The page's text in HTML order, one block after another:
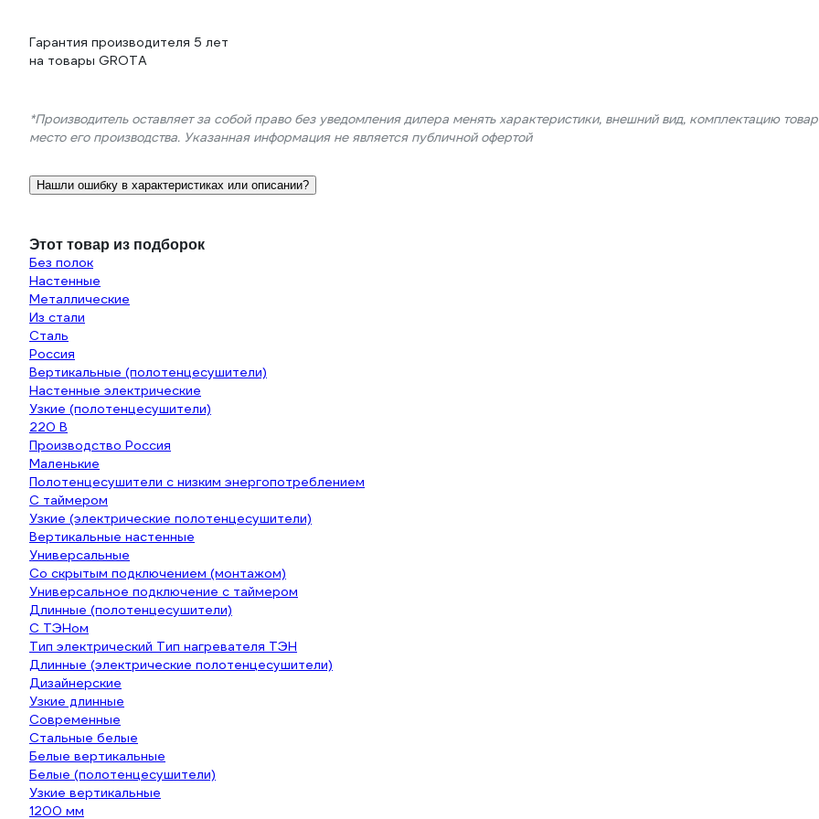
Гарантия производителя 5 лет
на товары GROTA
*Производитель оставляет за собой право без уведомления дилера менять характеристики, внешний вид, комплектацию
место его производства. Указанная информация не является публичной офертой
Нашли ошибку в характеристиках или описании?
Этот товар из подборок
Без полок
Настенные
Металлические
Из стали
Сталь
Россия
Вертикальные (полотенцесушители)
Настенные электрические
Узкие (полотенцесушители)
220 В
Производство Россия
Маленькие
Полотенцесушители с низким энергопотреблением
С таймером
Узкие (электрические полотенцесушители)
Вертикальные настенные
Универсальные
Со скрытым подключением (монтажом)
Универсальное подключение с таймером
Длинные (полотенцесушители)
С ТЭНом
Тип электрический Тип нагревателя ТЭН
Длинные (электрические полотенцесушители)
Дизайнерские
Узкие длинные
Современные
Стальные белые
Белые вертикальные
Белые (полотенцесушители)
Узкие вертикальные
1200 мм